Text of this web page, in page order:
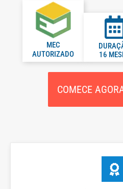
MEC
AUTORIZADO
16
COMECE